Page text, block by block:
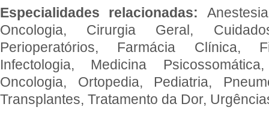
Especialidades relacionadas:
Oncologia, Cirurgia Geral,
Perioperatórios, Farmácia Clínica,
Infectologia, Medicina
Oncologia, Ortopedia, Pediatria,
Transplantes, Tratamento da Dor,